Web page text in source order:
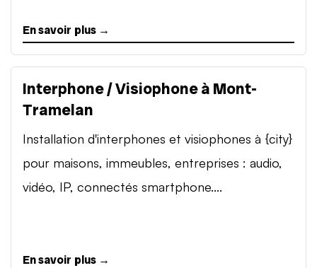
En savoir plus →
Interphone / Visiophone à Mont-
Tramelan
Installation d'interphones et visiophones à {city}
pour maisons, immeubles, entreprises : audio,
vidéo, IP, connectés smartphone....
En savoir plus →